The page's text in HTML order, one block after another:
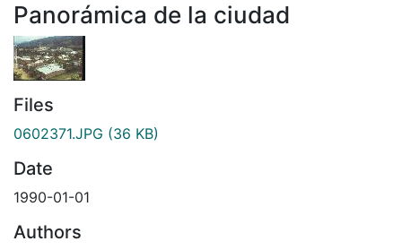
Panorámica de la ciudad
Files
0602371.JPG (36 KB)
Date
1990-01-01
Authors